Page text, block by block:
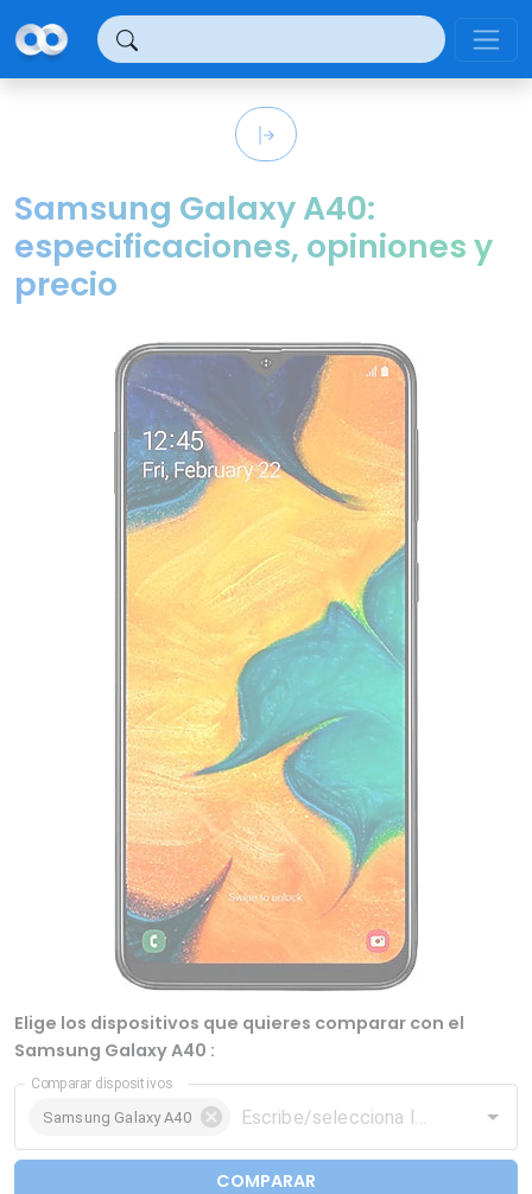
Samsung Galaxy A40:
especificaciones, opiniones y
precio
Elige los dispositivos que quieres comparar con el
Samsung Galaxy A40 :
Comparar dispositivos
Samsung Galaxy A40
COMPARAR
Panel de gestión de cookies